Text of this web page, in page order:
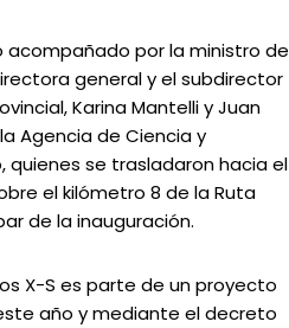
acompañado por la ministro de
general y el subdirector
Karina Mantelli y Juan
Agencia de Ciencia y
quienes se trasladaron hacia el
el kilómetro 8 de la Ruta
de la inauguración.
X-S es parte de un proyecto
año y mediante el decreto